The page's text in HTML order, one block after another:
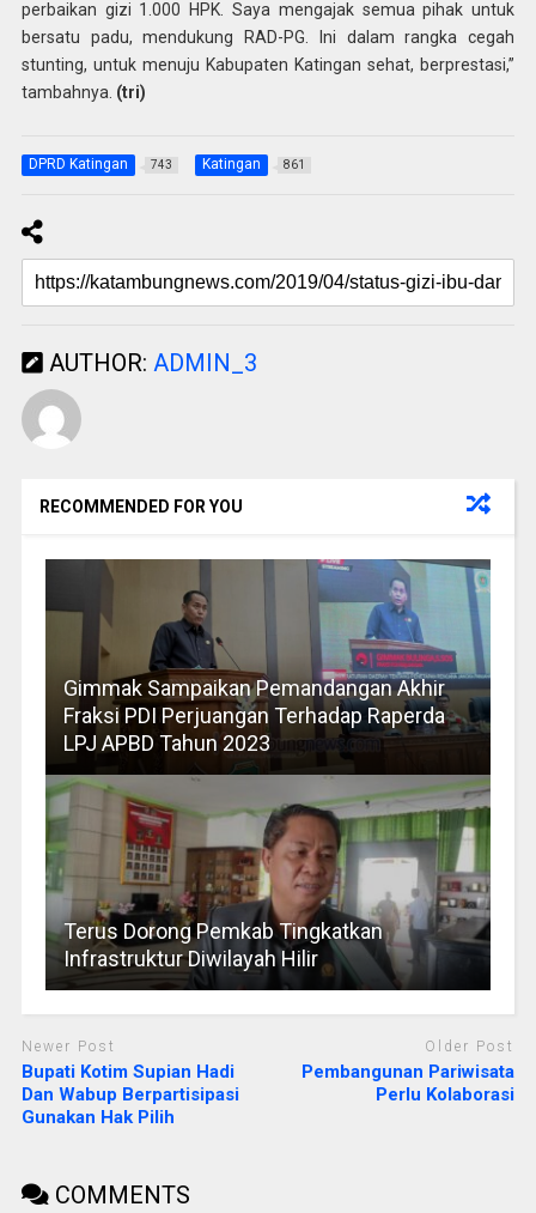
perbaikan gizi 1.000 HPK. Saya mengajak semua pihak untuk
bersatu padu, mendukung RAD-PG. Ini dalam rangka cegah
stunting, untuk menuju Kabupaten Katingan sehat, berprestasi,”
tambahnya. (tri)
DPRD Katingan 743 Katingan 861
AUTHOR: ADMIN_3
RECOMMENDED FOR YOU
Gimmak Sampaikan Pemandangan Akhir
Fraksi PDI Perjuangan Terhadap Raperda
LPJ APBD Tahun 2023
Terus Dorong Pemkab Tingkatkan
Infrastruktur Diwilayah Hilir
Newer Post
Bupati Kotim Supian Hadi
Dan Wabup Berpartisipasi
Gunakan Hak Pilih
Older Post
Pembangunan Pariwisata
Perlu Kolaborasi
COMMENTS